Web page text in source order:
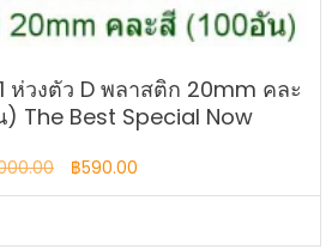
ห่วงตัว D พลาสติก 20mm คละ
) The Best Special Now
Original
price
฿590.00
price